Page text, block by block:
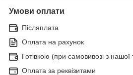
Умови оплати
Післяплата
Оплата на рахунок
Готівкою (при самовивозі з
Оплата за реквізитами